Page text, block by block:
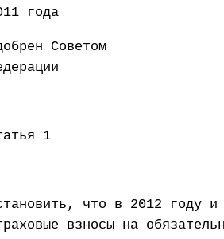
года
Советом
25
1
что в 2012 году
взносы на